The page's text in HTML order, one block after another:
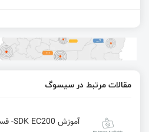
مقالات مرتبط در سیسوگ
آموزش SDK EC200- قسمت ششم- SSL